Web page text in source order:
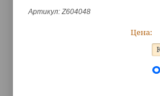
Артикул: Z604048
Цена: